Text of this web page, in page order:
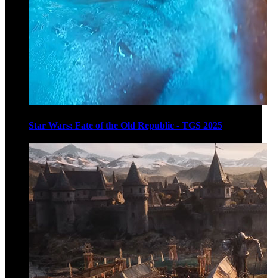
Star Wars: Fate of the Old Republic - TGS 2025